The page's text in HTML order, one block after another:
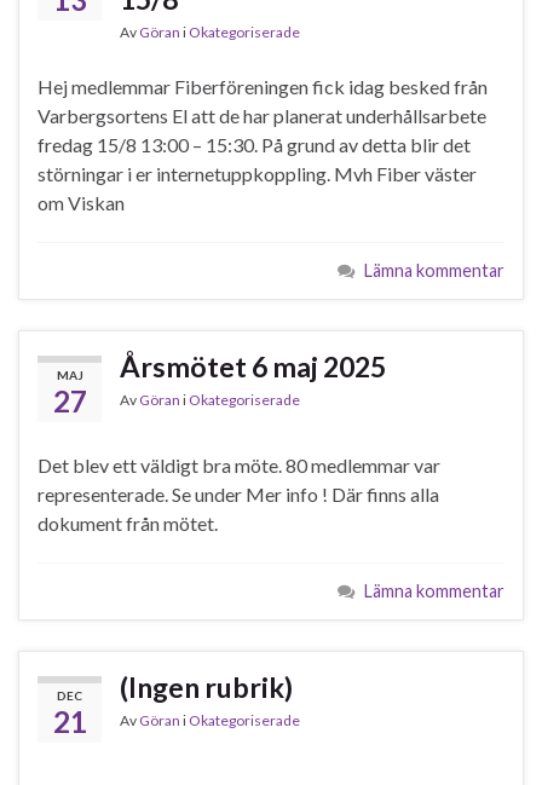
Av Göran i Okategoriserade
Hej medlemmar Fiberföreningen fick idag besked från
Varbergsortens El att de har planerat underhållsarbete
fredag 15/8 13:00 – 15:30. På grund av detta blir det
störningar i er internetuppkoppling. Mvh Fiber väster
om Viskan
Lämna kommentar
MAJ
27
Årsmötet 6 maj 2025
Av Göran i Okategoriserade
Det blev ett väldigt bra möte. 80 medlemmar var
representerade. Se under Mer info ! Där finns alla
dokument från mötet.
Lämna kommentar
DEC
21
(Ingen rubrik)
Av Göran i Okategoriserade